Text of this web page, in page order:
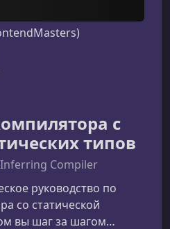
с
типов
Compiler
руководство по
со статической
вы шаг за шагом